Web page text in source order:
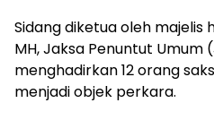
Sidang diketua oleh majelis
MH, Jaksa Penuntut Umum
menghadirkan 12 orang
menjadi objek perkara.